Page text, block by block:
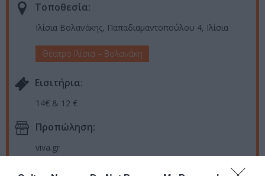
Τοποθεσία:
Ιλίσια Βολανάκης, Παπαδιαμαντοπούλου 4, Ιλίσια
Θέατρο Ιλίσια – Βολανάκη
Eισιτήρια:
14€ & 12 €
Προπώληση:
viva.gr
Πληροφορίες / Κρατήσεις: